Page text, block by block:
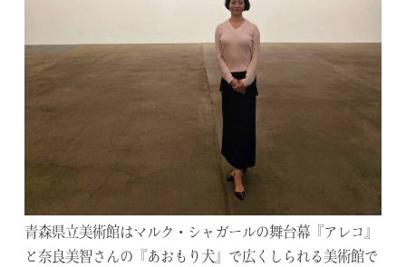
青森県立美術館はマルク・シャガールの舞台幕『アレコ』
と奈良美智さんの『あおもり犬』で広くしられる美術館で